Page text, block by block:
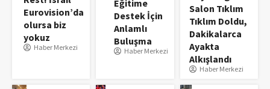
Eurovision’da
olursa biz
yokuz
Haber Merkezi
Eğitime
Destek İçin
Anlamlı
Buluşma
Haber Merkezi
Salon Tıklım
Tıklım Doldu,
Dakikalarca
Ayakta
Alkışlandı
Haber Merkezi